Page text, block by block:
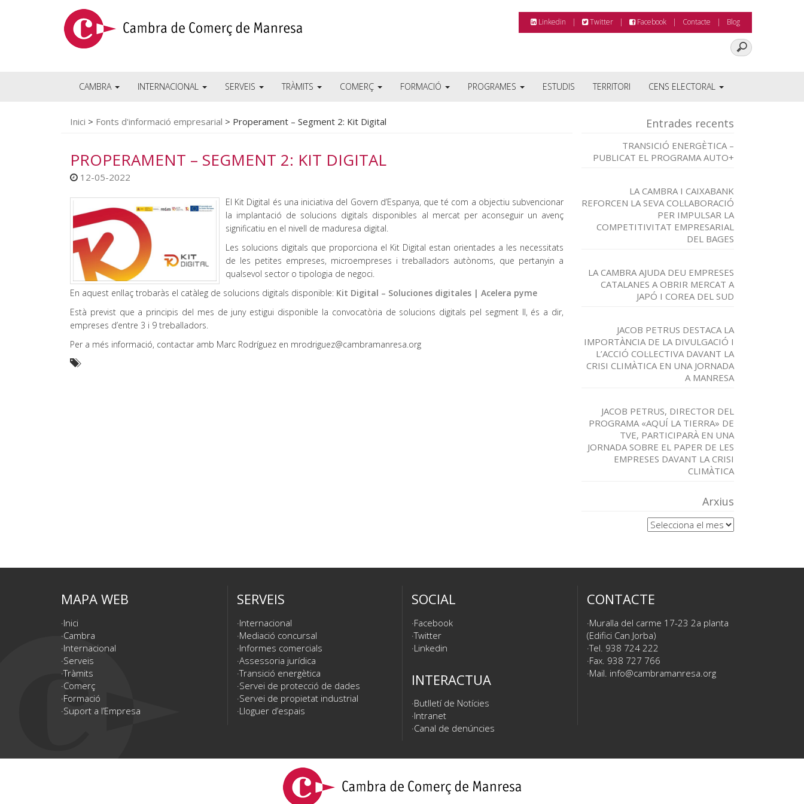
Linkedin Twitter Facebook Contacte Blog
CAMBRA INTERNACIONAL SERVEIS TRÀMITS COMERÇ FORMACIÓ PROGRAMES ESTUDIS TERRITORI CENS ELECTORAL
Inici > Fonts d'informació empresarial > Properament – Segment 2: Kit Digital
PROPERAMENT – SEGMENT 2: KIT DIGITAL
12-05-2022
El Kit Digital és una iniciativa del Govern d’Espanya, que té com a objectiu subvencionar
la implantació de solucions digitals disponibles al mercat per aconseguir un avenç
significatiu en el nivell de maduresa digital.
Les solucions digitals que proporciona el Kit Digital estan orientades a les necessitats
de les petites empreses, microempreses i treballadors autònoms, que pertanyin a
qualsevol sector o tipologia de negoci.
En aquest enllaç trobaràs el catàleg de solucions digitals disponible: Kit Digital – Soluciones digitales | Acelera pyme
Està previst que a principis del mes de juny estigui disponible la convocatòria de solucions digitals pel segment II, és a dir,
empreses d’entre 3 i 9 treballadors.
Per a més informació, contactar amb Marc Rodríguez en mrodriguez@cambramanresa.org
Entrades recents
TRANSICIÓ ENERGÈTICA –
PUBLICAT EL PROGRAMA AUTO+
LA CAMBRA I CAIXABANK
REFORCEN LA SEVA COL·LABORACIÓ
PER IMPULSAR LA
COMPETITIVITAT EMPRESARIAL
DEL BAGES
LA CAMBRA AJUDA DEU EMPRESES
CATALANES A OBRIR MERCAT A
JAPÓ I COREA DEL SUD
JACOB PETRUS DESTACA LA
IMPORTÀNCIA DE LA DIVULGACIÓ I
L’ACCIÓ COL·LECTIVA DAVANT LA
CRISI CLIMÀTICA EN UNA JORNADA
A MANRESA
JACOB PETRUS, DIRECTOR DEL
PROGRAMA «AQUÍ LA TIERRA» DE
TVE, PARTICIPARÀ EN UNA
JORNADA SOBRE EL PAPER DE LES
EMPRESES DAVANT LA CRISI
CLIMÀTICA
Arxius
Arxius
MAPA WEB
Inici
Cambra
Internacional
Serveis
Tràmits
Comerç
Formació
Suport a l’Empresa
SERVEIS
Internacional
Mediació concursal
Informes comercials
Assessoria jurídica
Transició energètica
Servei de protecció de dades
Servei de propietat industrial
Lloguer d’espais
SOCIAL
Facebook
Twitter
Linkedin
INTERACTUA
Butlletí de Notícies
Intranet
Canal de denúncies
CONTACTE
Muralla del carme 17-23 2a planta
(Edifici Can Jorba)
Tel. 938 724 222
Fax. 938 727 766
Mail. info@cambramanresa.org